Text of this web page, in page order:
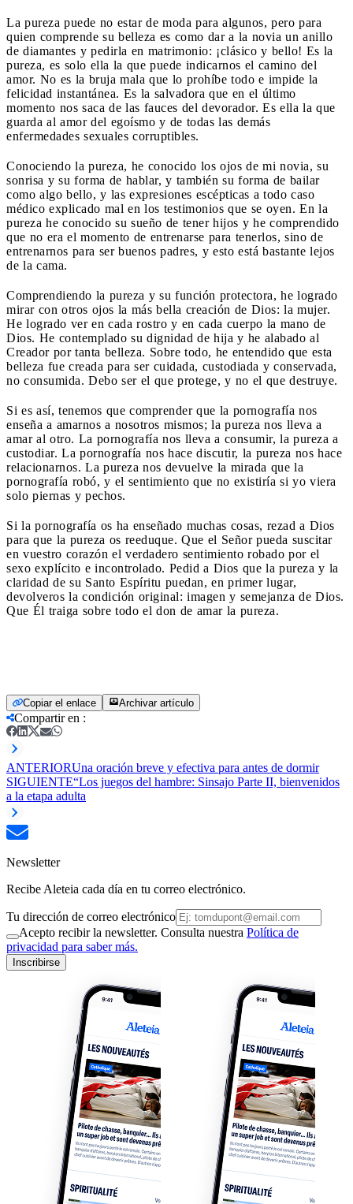
La pureza puede no estar de moda para algunos, pero para
quien comprende su belleza es como dar a la novia un anillo
de diamantes y pedirla en matrimonio: ¡clásico y bello! Es la
pureza, es solo ella la que puede indicarnos el camino del
amor. No es la bruja mala que lo prohíbe todo e impide la
felicidad instantánea. Es la salvadora que en el último
momento nos saca de las fauces del devorador. Es ella la que
guarda al amor del egoísmo y de todas las demás
enfermedades sexuales corruptibles.
Conociendo la pureza, he conocido los ojos de mi novia, su
sonrisa y su forma de hablar, y también su forma de bailar
como algo bello, y las expresiones escépticas a todo caso
médico explicado mal en los testimonios que se oyen. En la
pureza he conocido su sueño de tener hijos y he comprendido
que no era el momento de entrenarse para tenerlos, sino de
entrenarnos para ser buenos padres, y esto está bastante lejos
de la cama.
Comprendiendo la pureza y su función protectora, he logrado
mirar con otros ojos la más bella creación de Dios: la mujer.
He logrado ver en cada rostro y en cada cuerpo la mano de
Dios. He contemplado su dignidad de hija y he alabado al
Creador por tanta belleza. Sobre todo, he entendido que esta
belleza fue creada para ser cuidada, custodiada y conservada,
no consumida. Debo ser el que protege, y no el que destruye.
Si es así, tenemos que comprender que la pornografía nos
enseña a amarnos a nosotros mismos; la pureza nos lleva a
amar al otro. La pornografía nos lleva a consumir, la pureza a
custodiar. La pornografía nos hace discutir, la pureza nos hace
relacionarnos. La pureza nos devuelve la mirada que la
pornografía robó, y el sentimiento que no existiría si yo viera
solo piernas y pechos.
Si la pornografía os ha enseñado muchas cosas, rezad a Dios
para que la pureza os reeduque. Que el Señor pueda suscitar
en vuestro corazón el verdadero sentimiento robado por el
sexo explícito e incontrolado. Pedid a Dios que la pureza y la
claridad de su Santo Espíritu puedan, en primer lugar,
devolveros la condición original: imagen y semejanza de Dios.
Que Él traiga sobre todo el don de amar la pureza.
Copiar el enlace Archivar artículo
Compartir en :
ANTERIORUna oración breve y efectiva para antes de dormir
SIGUIENTE“Los juegos del hambre: Sinsajo Parte II, bienvenidos
a la etapa adulta
Newsletter
Recibe Aleteia cada día en tu correo electrónico.
Tu dirección de correo electrónico
Acepto recibir la newsletter. Consulta nuestra Política de
privacidad para saber más.
Inscribirse